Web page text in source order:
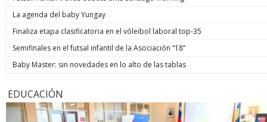
La agenda del baby Yungay
Finaliza etapa clasificatoria en el vóleibol laboral top-35
Semifinales en el futsal infantil de la Asociación “18”
Baby Master: sin novedades en lo alto de las tablas
EDUCACIÓN